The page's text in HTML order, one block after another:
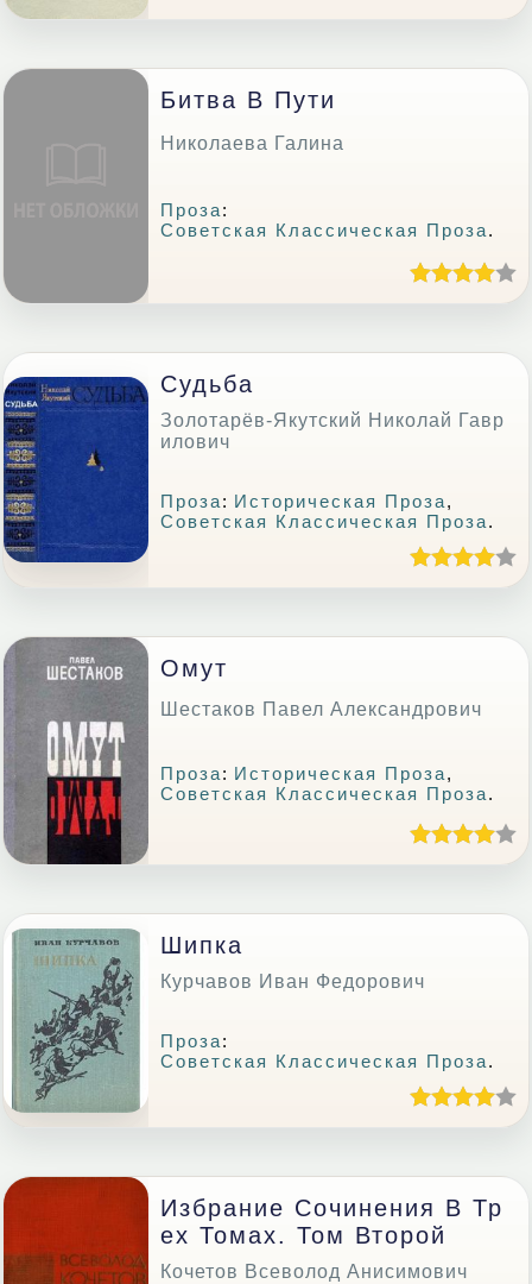
Битва В Пути
Николаева Галина
Проза:
Советская Классическая Проза.
Судьба
Золотарёв-Якутский Николай Гавр
илович
Проза: Историческая Проза,
Советская Классическая Проза.
Омут
Шестаков Павел Александрович
Проза: Историческая Проза,
Советская Классическая Проза.
Шипка
Курчавов Иван Федорович
Проза:
Советская Классическая Проза.
Избрание Сочинения В Тр
Ех Томах. Том Второй
Кочетов Всеволод Анисимович